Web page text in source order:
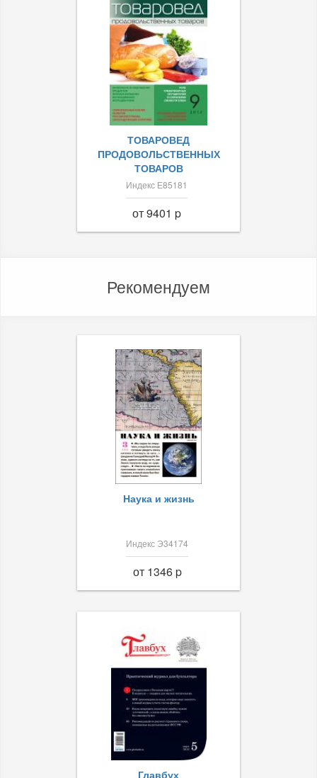
ТОВАРОВЕД
ПРОДОВОЛЬСТВЕННЫХ
ТОВАРОВ
Индекс Е85181
от 9401 p
Рекомендуем
Наука и жизнь
Индекс Э34174
от 1346 p
Главбух